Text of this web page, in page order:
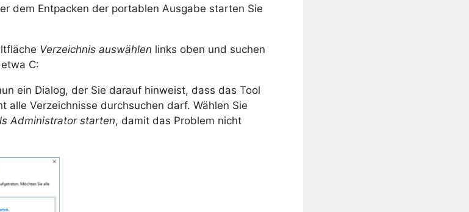
dem Entpacken der portablen Ausgabe starten Sie
Verzeichnis auswählen links oben und suchen
C:
ein Dialog, der Sie darauf hinweist, dass das Tool
alle Verzeichnisse durchsuchen darf. Wählen Sie
Administrator starten, damit das Problem nicht